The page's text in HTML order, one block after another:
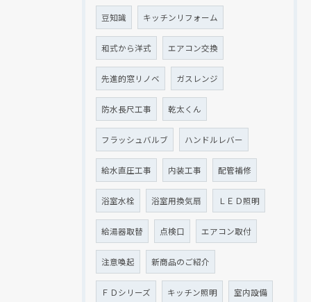
豆知識 キッチンリフォーム
和式から洋式 エアコン交換
先進的窓リノベ ガスレンジ
防水長尺工事 乾太くん
フラッシュバルブ ハンドルレバー
給水直圧工事 内装工事 配管補修
浴室水栓 浴室用換気扇 ＬＥＤ照明
給湯器取替 点検口 エアコン取付
注意喚起 新商品のご紹介
ＦＤシリーズ キッチン照明 室内設備